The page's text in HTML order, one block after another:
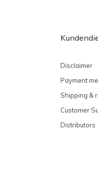
Disclaimer
Payment
Shipping &
Customer
Distributors